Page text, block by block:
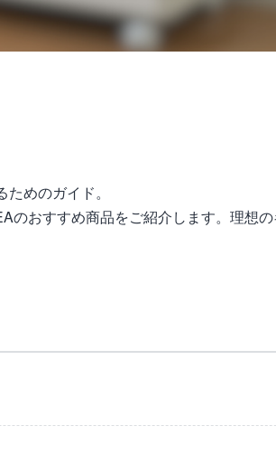
めのガイド。
おすすめ商品をご紹介します。理想